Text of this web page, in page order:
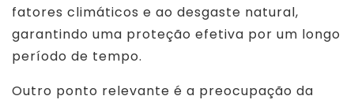
fatores climáticos e ao desgaste natural,
garantindo uma proteção efetiva por um longo
período de tempo.
Outro ponto relevante é a preocupação da